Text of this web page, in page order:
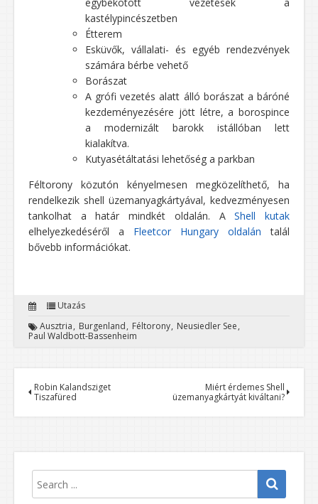
kastélypincészetben
Étterem
Esküvők, vállalati- és egyéb rendezvények
számára bérbe vehető
Borászat
A grófi vezetés alatt álló borászat a báróné
kezdeményezésére jött létre, a borospince
a modernizált barokk istállóban lett
kialakítva.
Kutyasétáltatási lehetőség a parkban
Féltorony közutón kényelmesen megközelíthető, ha
rendelkezik shell üzemanyagkártyával, kedvezményesen
tankolhat a határ mindkét oldalán. AShell kutak
elhelyezkedéséről a Fleetcor Hungary oldalán talál
bővebb információkat.
Utazás
Ausztria
Burgenland Féltorony Neusiedler See
Paul Waldbott-Bassenheim
Robin Kalandsziget
Tiszafüred
Miért érdemes Shell
üzemanyagkártyát kiváltani?